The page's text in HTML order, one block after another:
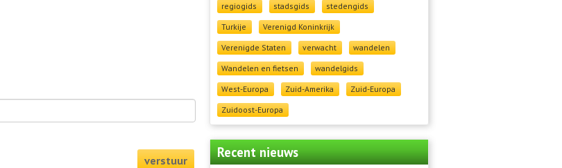
regiogids
stadsgids
stedengids
Turkije
Verenigd Koninkrijk
Verenigde Staten
verwacht
wandelen
Wandelen en fietsen
wandelgids
West-Europa
Zuid-Amerika
Zuid-Europa
Zuidoost-Europa
Recent nieuws
verstuur